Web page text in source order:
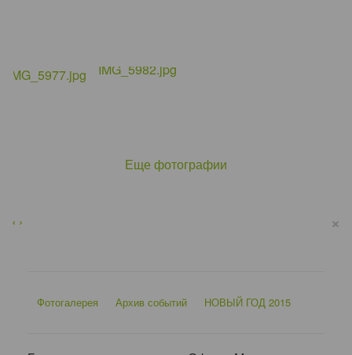
Еще фотографии
‹ › ×
Фотогалерея Архив событий НОВЫЙ ГОД 2015